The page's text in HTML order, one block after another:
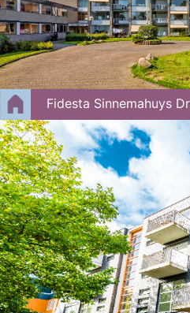
Fidesta Sinnemahuys